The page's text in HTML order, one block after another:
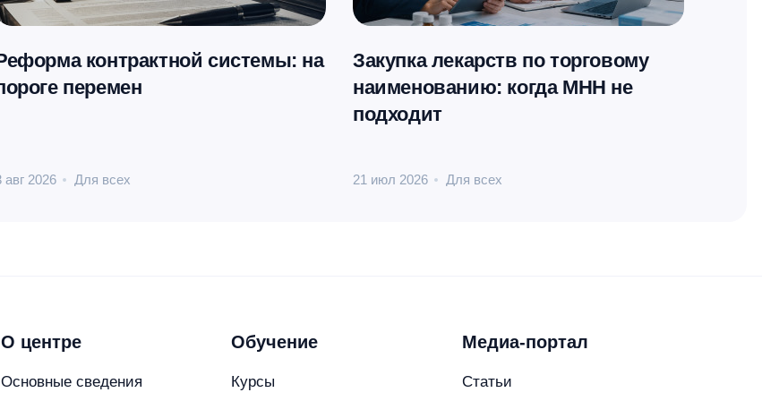
контрактной системы: на
перемен
авг 2026 Для всех
Закупка лекарств по торговому
наименованию: когда МНН не
подходит
21 июл 2026 Для всех
О центре
Основные сведения
Обучение
Курсы
Медиа-портал
Статьи